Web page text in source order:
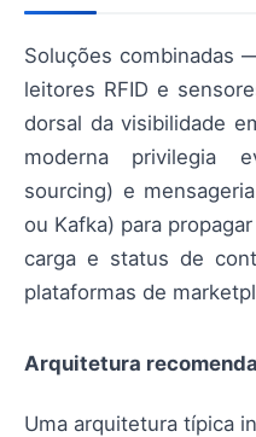
Soluções combinadas
leitores RFID e
dorsal da visibilidade
moderna privilegia
sourcing) e
ou Kafka) para
carga e status de
plataformas de
Arquitetura
Uma arquitetura típica